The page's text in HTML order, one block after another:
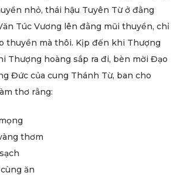
nhỏ, thái hậu Tuyên Từ ở đằng
Túc Vương lên đằng mũi thuyền, chỉ
thuyền mà thôi. Kịp đến khi Thượng
Thượng hoàng sắp ra đi, bèn mời Đạo
Đức của cung Thánh Từ, ban cho
thơ rằng:
thơm
ăn